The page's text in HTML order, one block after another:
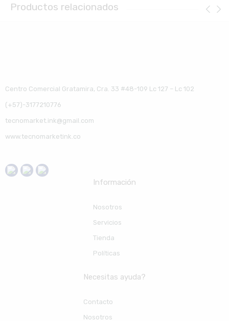
Productos relacionados
Centro Comercial Gratamira, Cra. 33 #48-109 Lc 127 – Lc 102
(+57)-3177210776
tecnomarket.ink@gmail.com
www.tecnomarketink.co
Información
Nosotros
Servicios
Tienda
Políticas
Necesitas ayuda?
Contacto
Nosotros